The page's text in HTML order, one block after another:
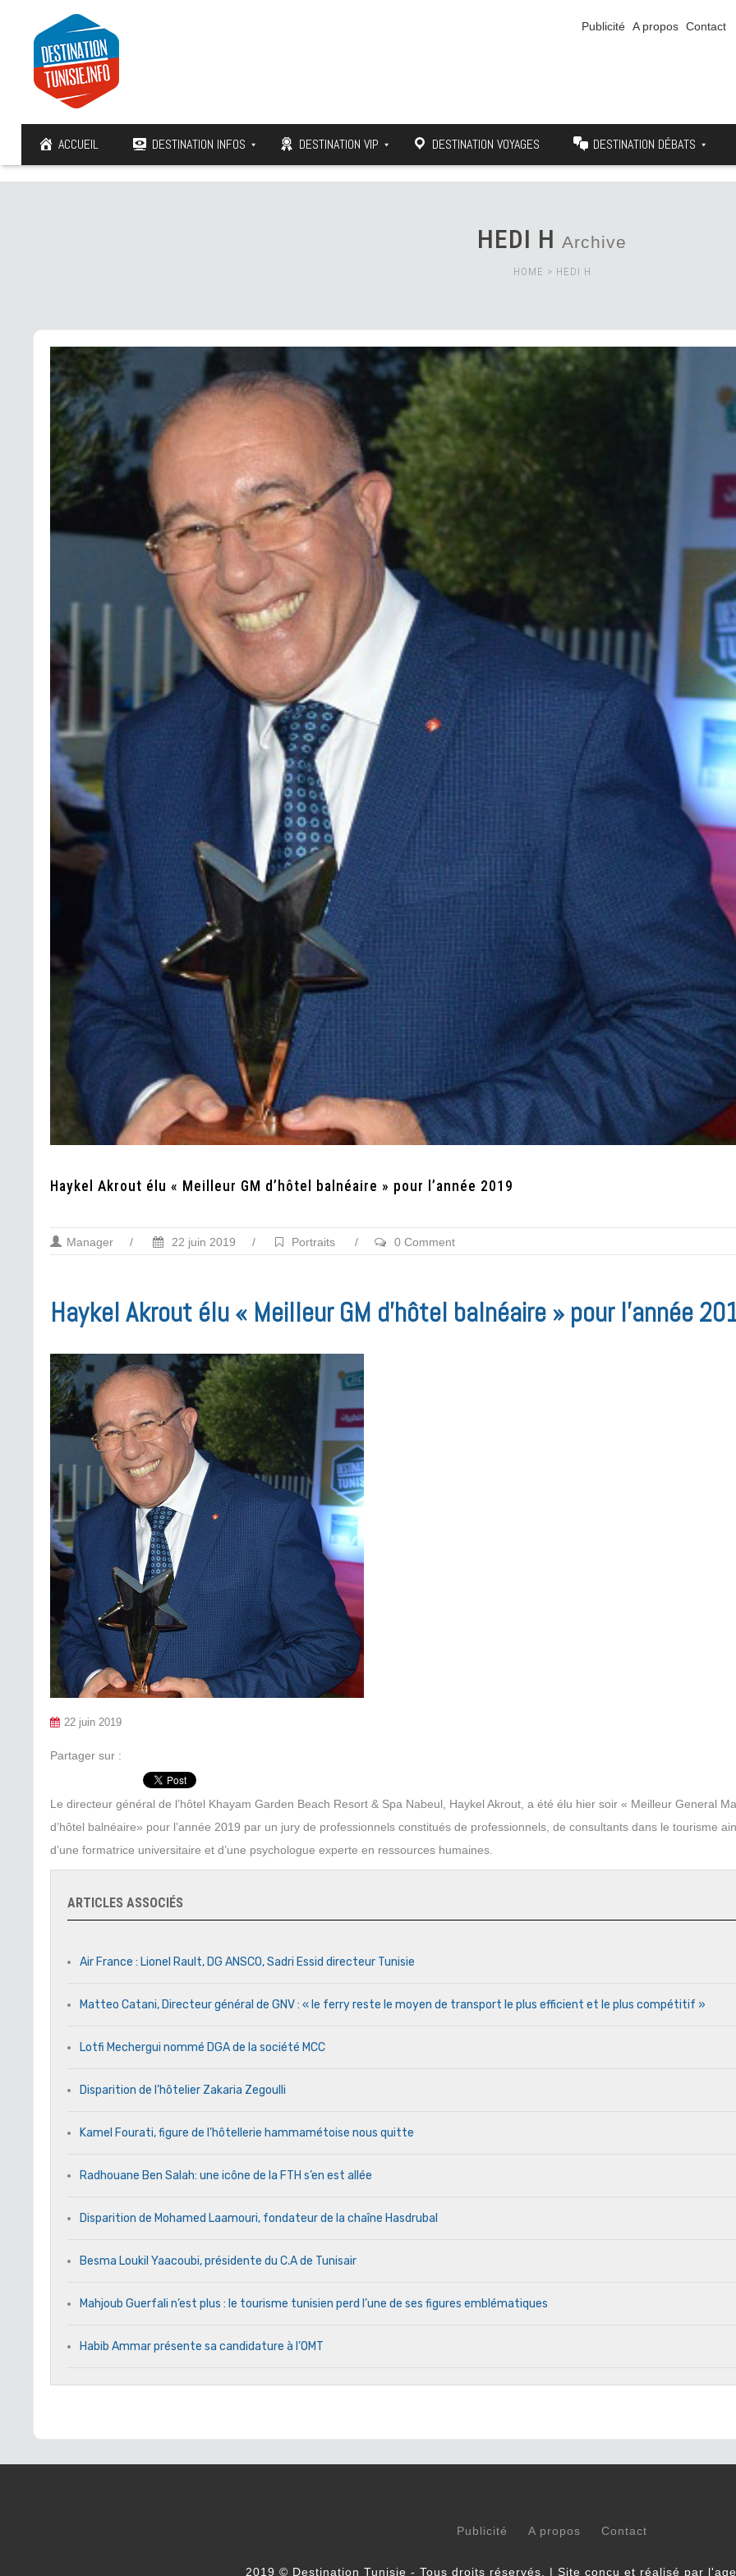
Publicité A propos Contact
ACCUEIL DESTINATION INFOS DESTINATION VIP DESTINATION VOYAGES DESTINATION DÉBATS
HEDI H Archive
HOME > HEDI H
Haykel Akrout élu « Meilleur GM d’hôtel balnéaire » pour l’année 2019
Manager / 22 juin 2019 / Portraits / 0 Comment
Haykel Akrout élu « Meilleur GM d’hôtel balnéaire » pour l’année
22 juin 2019
Partager sur :
Le directeur général de l’hôtel Khayam Garden Beach Resort & Spa Nabeul, Haykel Akrout, a été élu hier soir « Meilleur General
d’hôtel balnéaire» pour l’année 2019 par un jury de professionnels constitués de professionnels, de consultants dans le tourisme
d’une formatrice universitaire et d’une psychologue experte en ressources humaines.
ARTICLES ASSOCIÉS
Air France : Lionel Rault, DG ANSCO, Sadri Essid directeur Tunisie
Matteo Catani, Directeur général de GNV : « le ferry reste le moyen de transport le plus efficient et le plus compétitif »
Lotfi Mechergui nommé DGA de la société MCC
Disparition de l’hôtelier Zakaria Zegoulli
Kamel Fourati, figure de l’hôtellerie hammamétoise nous quitte
Radhouane Ben Salah: une icône de la FTH s’en est allée
Disparition de Mohamed Laamouri, fondateur de la chaîne Hasdrubal
Besma Loukil Yaacoubi, présidente du C.A de Tunisair
Mahjoub Guerfali n’est plus : le tourisme tunisien perd l’une de ses figures emblématiques
Habib Ammar présente sa candidature à l’OMT
Publicité A propos Contact
2019 © Destination Tunisie - Tous droits réservés. | Site conçu et réalisé par